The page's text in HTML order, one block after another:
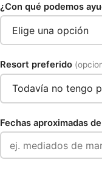
¿Con qué podemos
Resort preferido
Fechas aproximadas